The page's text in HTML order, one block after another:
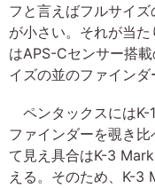
フと言えばフルサイ
が小さい。それが当
はAPS-Cセンサー搭
イズの並のファインダ
ペンタックスにはK-
ファインダーを覗き
て見え具合はK-3
える。そのため、K-3